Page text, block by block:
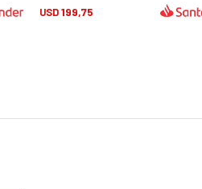
USD199,75